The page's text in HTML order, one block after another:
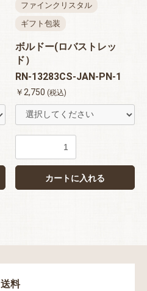
ファインクリスタル
ギフト包装
ボルドー(ロバストレッ
ド）
RN-13283CS-JAN-PN-1
￥2,750 (税込)
カートに入れる
送料